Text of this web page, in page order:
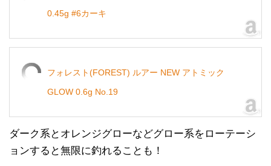
0.45g #6カーキ
フォレスト(FOREST) ルアー NEW アトミック
GLOW 0.6g No.19
ダーク系とオレンジグローなどグロー系をローテーシ
ョンすると無限に釣れることも！